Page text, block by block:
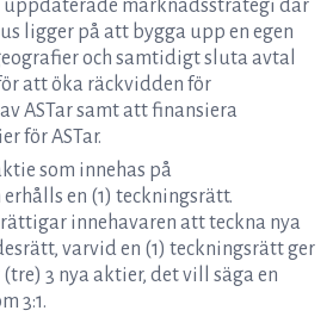
uppdaterade marknadsstrategi där
ligger på att bygga upp en egen
och samtidigt sluta avtal
att öka räckvidden för
ASTar samt att finansiera
för ASTar.
som innehas på
en (1) teckningsrätt.
innehavaren att teckna nya
varvid en (1) teckningsrätt ger
3 nya aktier, det vill säga en
3:1.